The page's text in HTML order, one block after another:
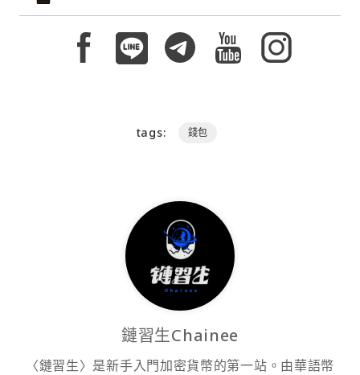
tags: 錢包
鏈習生Chainee
〈鏈習生〉是新手入門加密貨幣的第一站。由華語幣